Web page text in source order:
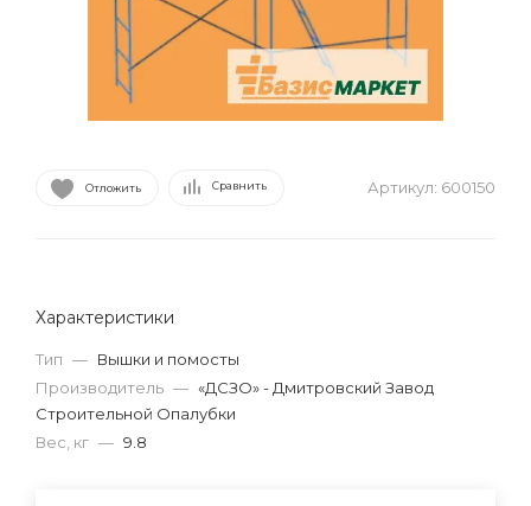
Отложить Сравнить Артикул: 600150
Характеристики
Тип — Вышки и помосты
Производитель — «ДСЗО» - Дмитровский Завод
Строительной Опалубки
Вес, кг — 9.8